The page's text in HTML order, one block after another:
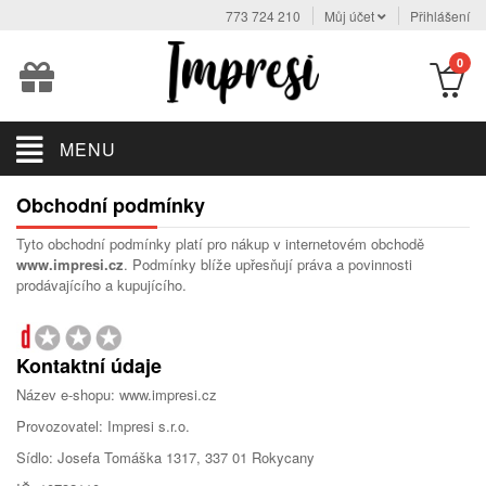
773 724 210 Můj účet Přihlášení
0
MENU
Obchodní podmínky
Tyto obchodní podmínky platí pro nákup v internetovém obchodě
www.impresi.cz. Podmínky blíže upřesňují práva a povinnosti
prodávajícího a kupujícího.
Kontaktní údaje
Název e-shopu: www.impresi.cz
Provozovatel: Impresi s.r.o.
Sídlo: Josefa Tomáška 1317, 337 01 Rokycany